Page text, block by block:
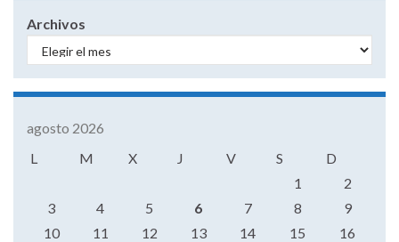
Archivos
agosto 2026
L
M X J V S
D
1
2
3
4 5 6 7 8
9
10
11 12 13 14 15
16